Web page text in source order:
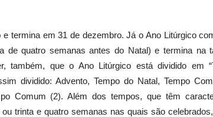
em 31 de dezembro. Já o Ano Litúrgico
de quatro semanas antes do Natal) e termina na
também, que o Ano Litúrgico está dividido em
dividido: Advento, Tempo do Natal, Tempo
Comum (2). Além dos tempos, que têm
trinta e quatro semanas nas quais são